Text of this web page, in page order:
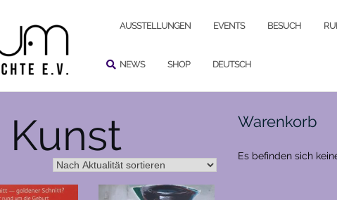
AUSSTELLUNGEN EVENTS BESUCH
NEWS SHOP DEUTSCH
Warenkorb
Es befinden sich